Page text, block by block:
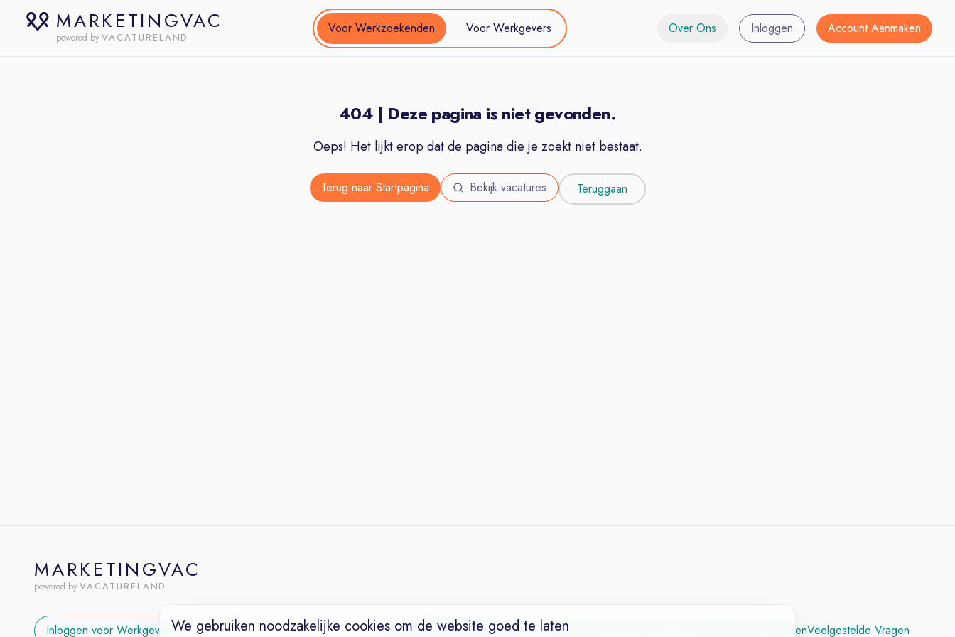
MARKETINGVAC
powered by VACATURELAND
Voor Werkzoekenden Voor Werkgevers Over Ons Inloggen Account Aanmaken
404 | Deze pagina is niet gevonden.
Oeps! Het lijkt erop dat de pagina die je zoekt niet bestaat.
Terug naar Startpagina Bekijk vacatures Teruggaan
MARKETINGVAC
powered by VACATURELAND
Inloggen voor Werkgevers VacaturesNichesWerkgeversOver OnsMaak een Succesvol CV Vacature PlaatsenVeelgestelde Vragen
We gebruiken noodzakelijke cookies om de website goed te laten